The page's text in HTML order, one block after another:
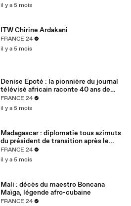
il y a 5 mois
ITW Chirine Ardakani
FRANCE 24
il y a 5 mois
Denise Epoté : la pionnière du journal
télévisé africain raconte 40 ans de
carrière
FRANCE 24
il y a 5 mois
Madagascar : diplomatie tous azimuts
du président de transition après le
putsch
FRANCE 24
il y a 5 mois
Mali : décès du maestro Boncana
Maïga, légende afro-cubaine
FRANCE 24